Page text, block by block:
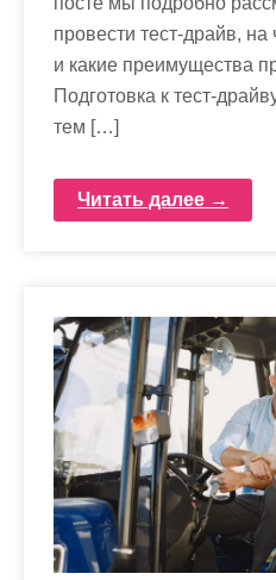
провести тест-драйв,
и какие преимущества
Подготовка к тест-
тем […]
Читать далее →